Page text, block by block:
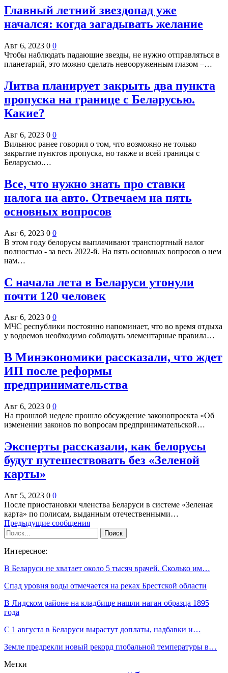
Главный летний звездопад уже
начался: когда загадывать желание
Авг 6, 2023 0 0
Чтобы наблюдать падающие звезды, не нужно отправляться в
планетарий, это можно сделать невооруженным глазом –…
Литва планирует закрыть два пункта
пропуска на границе с Беларусью.
Какие?
Авг 6, 2023 0 0
Вильнюс ранее говорил о том, что возможно не только
закрытие пунктов пропуска, но также и всей границы с
Беларусью.…
Все, что нужно знать про ставки
налога на авто. Отвечаем на пять
основных вопросов
Авг 6, 2023 0 0
В этом году белорусы выплачивают транспортный налог
полностью - за весь 2022-й. На пять основных вопросов о нем
нам…
С начала лета в Беларуси утонули
почти 120 человек
Авг 6, 2023 0 0
МЧС республики постоянно напоминает, что во время отдыха
у водоемов необходимо соблюдать элементарные правила…
В Минэкономики рассказали, что ждет
ИП после реформы
предпринимательства
Авг 6, 2023 0 0
На прошлой неделе прошло обсуждение законопроекта «Об
изменении законов по вопросам предпринимательской…
Эксперты рассказали, как белорусы
будут путешествовать без «Зеленой
карты»
Авг 5, 2023 0 0
После приостановки членства Беларуси в системе «Зеленая
карта» по полисам, выданным отечественными…
Предыдущие сообщения
Интересное:
В Беларуси не хватает около 5 тысяч врачей. Сколько им…
Спад уровня воды отмечается на реках Брестской области
В Лидском районе на кладбище нашли наган образца 1895
года
С 1 августа в Беларуси вырастут доплаты, надбавки и…
Земле предрекли новый рекорд глобальной температуры в…
Метки